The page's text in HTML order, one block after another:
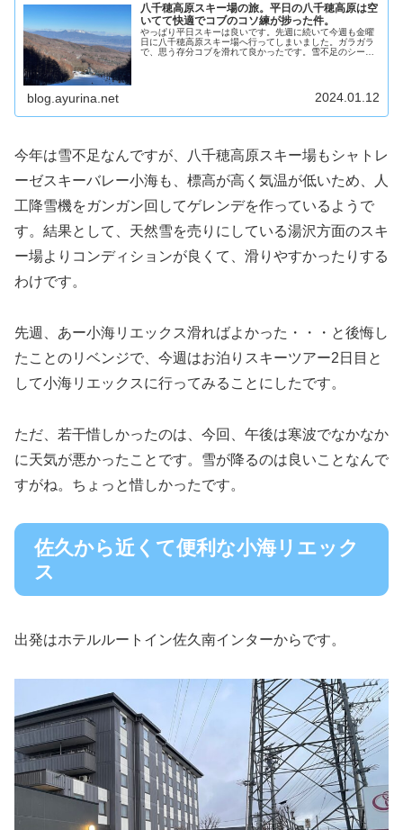
八千穂高原スキー場の旅。平日の八千穂高原は空
いてて快適でコブのコソ練が捗った件。
やっぱり平日スキーは良いです。先週に続いて今週も金曜
日に八千穂高原スキー場へ行ってしまいました。ガラガラ
で、思う存分コブを滑れて良かったです。雪不足のシーズ
blog.ayurina.net 2024.01.12
今年は雪不足なんですが、八千穂高原スキー場もシャトレ
ーゼスキーバレー小海も、標高が高く気温が低いため、人
工降雪機をガンガン回してゲレンデを作っているようで
す。結果として、天然雪を売りにしている湯沢方面のスキ
ー場よりコンディションが良くて、滑りやすかったりする
わけです。
先週、あー小海リエックス滑ればよかった・・・と後悔し
たことのリベンジで、今週はお泊りスキーツアー2日目と
して小海リエックスに行ってみることにしたです。
ただ、若干惜しかったのは、今回、午後は寒波でなかなか
に天気が悪かったことです。雪が降るのは良いことなんで
すがね。ちょっと惜しかったです。
佐久から近くて便利な小海リエック
ス
出発はホテルルートイン佐久南インターからです。